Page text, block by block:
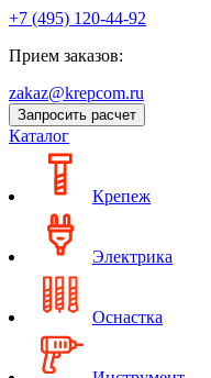
+7 (495) 120-44-92
Прием заказов:
zakaz@krepcom.ru
Запросить расчет
Каталог
Крепеж
Электрика
Оснастка